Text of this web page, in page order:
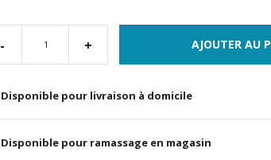
- + AJOUTER AU
Disponible pour livraison à domicile
Disponible pour ramassage en magasin